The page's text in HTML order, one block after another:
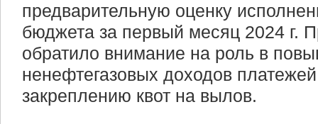
предварительную оценку
бюджета за первый месяц 2024 г.
обратило внимание на роль в
ненефтегазовых доходов
закреплению квот на вылов.